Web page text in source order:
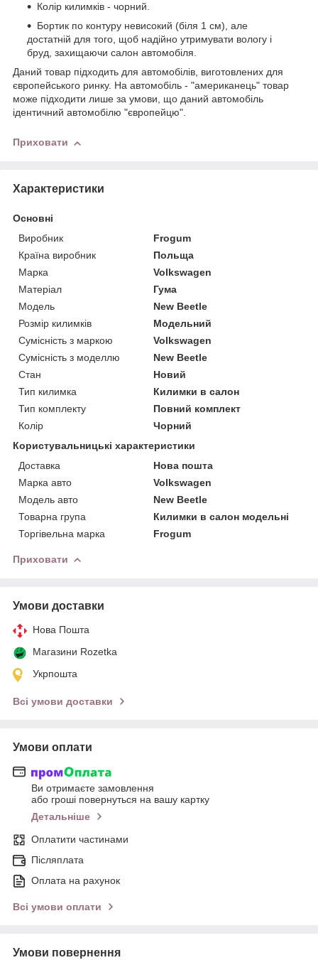
Колір килимків - чорний.
Бортик по контуру невисокий (біля 1 см), але
достатній для того, щоб надійно утримувати вологу і
бруд, захищаючи салон автомобіля.
Даний товар підходить для автомобілів, виготовлених для
європейського ринку. На автомобіль - "американець" товар
може підходити лише за умови, що даний автомобіль
ідентичний автомобілю "європейцю".
Приховати
Характеристики
Основні
Виробник
Frogum
Країна виробник
Польща
Марка
Volkswagen
Матеріал
Гума
Модель
New Beetle
Розмір килимків
Модельний
Сумісність з маркою
Volkswagen
Сумісність з моделлю
New Beetle
Стан
Новий
Тип килимка
Килимки в салон
Тип комплекту
Повний комплект
Колір
Чорний
Користувальницькі характеристики
Доставка
Нова пошта
Марка авто
Volkswagen
Модель авто
New Beetle
Товарна група
Килимки в салон модельні
Торгівельна марка
Frogum
Приховати
Умови доставки
Нова Пошта
Магазини Rozetka
Укрпошта
Всі умови доставки
Умови оплати
Ви отримаєте замовлення
або гроші повернуться на вашу картку
Детальніше
Оплатити частинами
Післяплата
Оплата на рахунок
Всі умови оплати
Умови повернення